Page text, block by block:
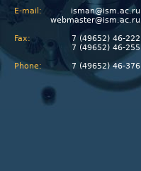
E-mail:
isman@ism.ac.ru
webmaster@ism.ac.ru
Fax:
7 (49652) 46-222
7 (49652) 46-255
Phone:
7 (49652) 46-376